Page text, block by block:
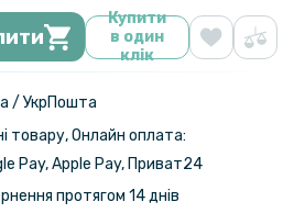
Купити
в один
клік
/ УкрПошта
товару, Онлайн оплата:
Pay, Apple Pay, Приват24
протягом 14 днів